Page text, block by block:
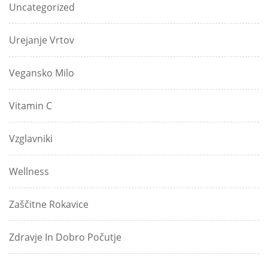
Uncategorized
Urejanje Vrtov
Vegansko Milo
Vitamin C
Vzglavniki
Wellness
Zaščitne Rokavice
Zdravje In Dobro Počutje